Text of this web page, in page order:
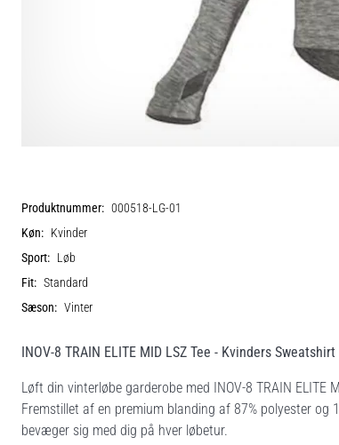
Produktnummer: 000518-LG-01
Køn: Kvinder
Sport: Løb
Fit: Standard
Sæson: Vinter
INOV-8 TRAIN ELITE MID LSZ Tee - Kvinders Sweatshirt
Løft din vinterløbe garderobe med INOV-8 TRAIN
Fremstillet af en premium blanding af 87% polyester
bevæger sig med dig på hver løbetur.